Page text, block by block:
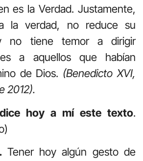
es la Verdad. Justamente,
la verdad, no reduce su
no tiene temor a dirigir
a aquellos que habían
de Dios. (Benedicto XVI,
2012).
hoy a mí este texto.
Tener hoy algún gesto de